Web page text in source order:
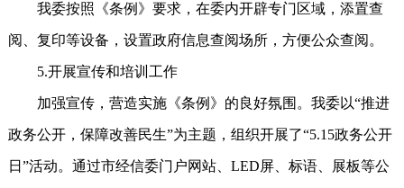
我委按照《条例》要求，在委内开辟专门区域，添置查
阅、复印等设备，设置政府信息查阅场所，方便公众查阅。
5.开展宣传和培训工作
加强宣传，营造实施《条例》的良好氛围。我委以“推进
政务公开，保障改善民生”为主题，组织开展了“5.15政务公开
日”活动。通过市经信委门户网站、LED屏、标语、展板等公